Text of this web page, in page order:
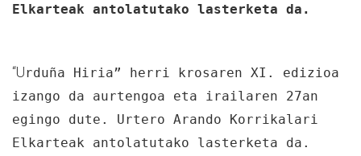
Elkarteak antolatutako lasterketa da.
“Urduña Hiria” herri krosaren XI. edizioa
izango da aurtengoa eta irailaren 27an
egingo dute. Urtero Arando Korrikalari
Elkarteak antolatutako lasterketa da.